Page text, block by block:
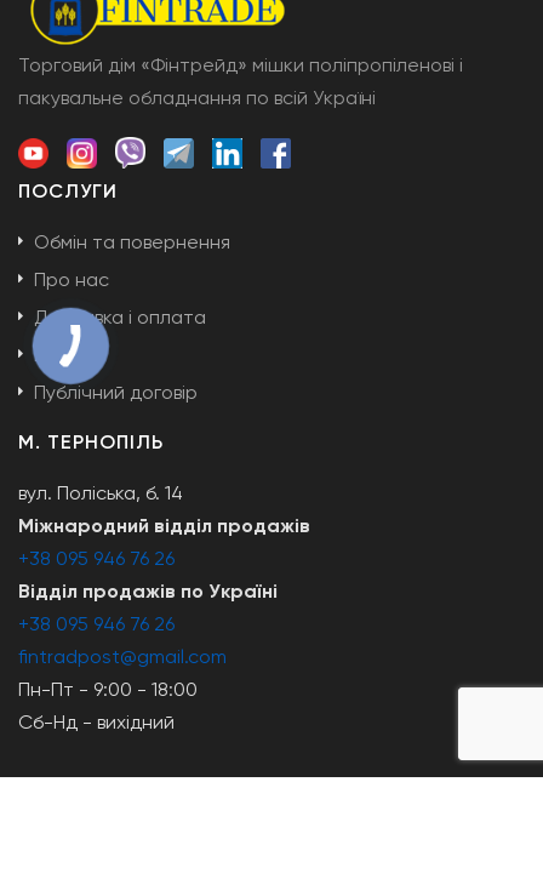
Торговий дім «Фінтрейд» мішки поліпропіленові і
пакувальне обладнання по всій Україні
ПОСЛУГИ
Обмін та повернення
Про нас
Доставка і оплата
Відгуки
Публічний договір
М. ТЕРНОПІЛЬ
вул. Поліська, б. 14
Міжнародний відділ продажів
+38 095 946 76 26
Відділ продажів по Україні
+38 095 946 76 26
fintradpost@gmail.com
Пн-Пт - 9:00 - 18:00
Сб-Нд - вихідний